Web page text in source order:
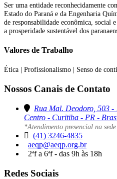
Ser uma entidade reconhecidamente
Estado do Paraná e da Engenharia
de responsabilidade econômica, social
a prosperidade sustentável dos
Valores de Trabalho
Ética | Profissionalismo | Senso de
Nossos Canais de Contato
Rua Mal. Deodoro, 503 -
Centro - Curitiba - PR -
*Atendimento presencial na
(41) 3246-4835
aeqp@aeqp.org.br
2ªf a 6ªf - das 9h às 18h
Redes Sociais